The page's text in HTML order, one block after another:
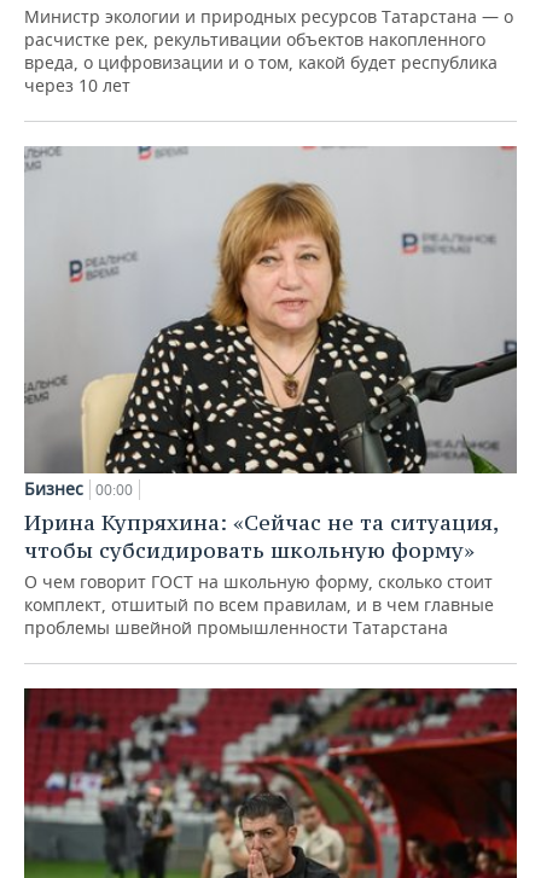
Министр экологии и природных ресурсов Татарстана — о
расчистке рек, рекультивации объектов накопленного
вреда, о цифровизации и о том, какой будет республика
через 10 лет
Бизнес 00:00
Ирина Купряхина: «Сейчас не та ситуация,
чтобы субсидировать школьную форму»
О чем говорит ГОСТ на школьную форму, сколько стоит
комплект, отшитый по всем правилам, и в чем главные
проблемы швейной промышленности Татарстана